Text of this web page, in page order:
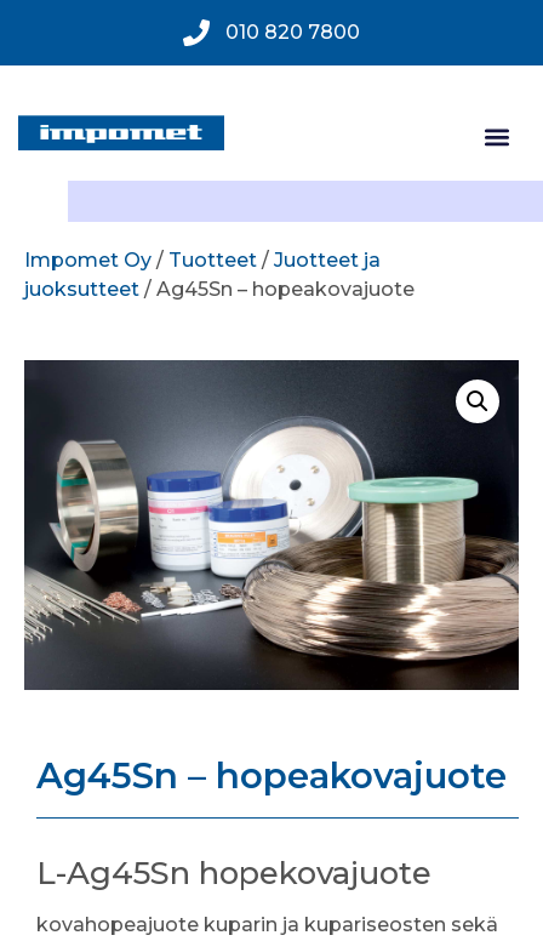
010 820 7800
Impomet Oy / Tuotteet / Juotteet ja
juoksutteet / Ag45Sn – hopeakovajuote
Ag45Sn – hopeakovajuote
L-Ag45Sn hopekovajuote
kovahopeajuote kuparin ja kupariseosten sekä